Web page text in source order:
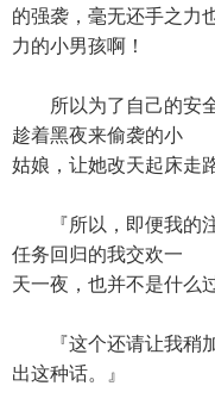
的强袭，毫无还手之力
力的小男孩啊！
所以为了自己的安全
趁着黑夜来偷袭的小
姑娘，让她改天起床走
『所以，即便我的注
任务回归的我交欢一
天一夜，也并不是什么
『这个还请让我稍加
出这种话。』